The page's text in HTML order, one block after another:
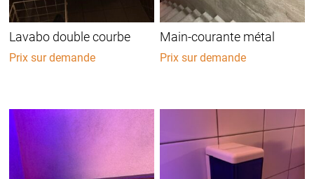
Lavabo double courbe
Prix sur demande
Main-courante métal
Prix sur demande